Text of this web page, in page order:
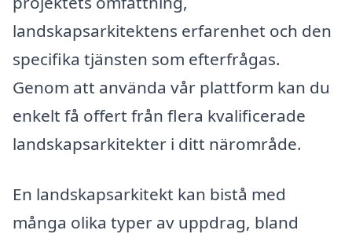
landskapsarkitektens erfarenhet och den
specifika tjänsten som efterfrågas.
Genom att använda vår plattform kan du
enkelt få offert från flera kvalificerade
landskapsarkitekter i ditt närområde.
En landskapsarkitekt kan bistå med
många olika typer av uppdrag, bland